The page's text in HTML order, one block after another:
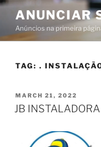
ANUNCIAR
Anúncios na primeira
TAG: .
MARCH 21, 2022
JB INSTALADORA